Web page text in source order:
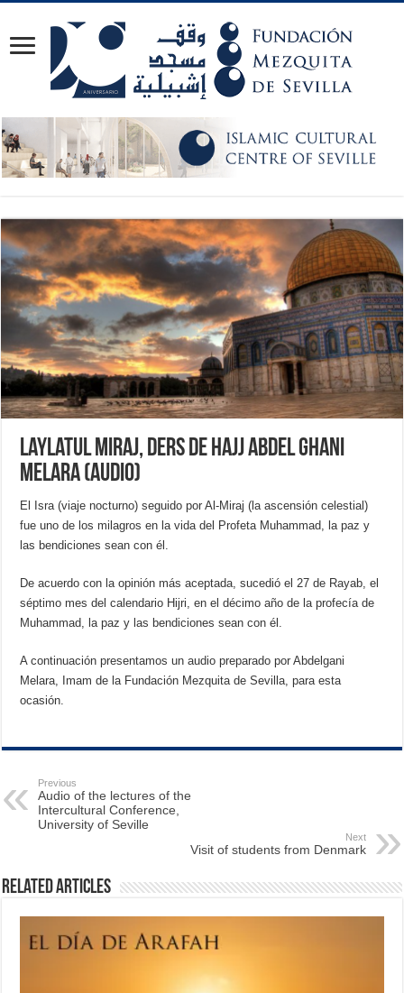
Laylatul Miraj, ders de Hajj Abdel Ghani
Melara (Audio)
El Isra (viaje nocturno) seguido por Al-Miraj (la ascensión celestial)
fue uno de los milagros en la vida del Profeta Muhammad, la paz y
las bendiciones sean con él.
De acuerdo con la opinión más aceptada, sucedió el 27 de Rayab, el
séptimo mes del calendario Hijri, en el décimo año de la profecía de
Muhammad, la paz y las bendiciones sean con él.
A continuación presentamos un audio preparado por Abdelgani
Melara, Imam de la Fundación Mezquita de Sevilla, para esta
ocasión.
Previous
Audio of the lectures of the
Intercultural Conference,
University of Seville
Next
Visit of students from Denmark
Related Articles